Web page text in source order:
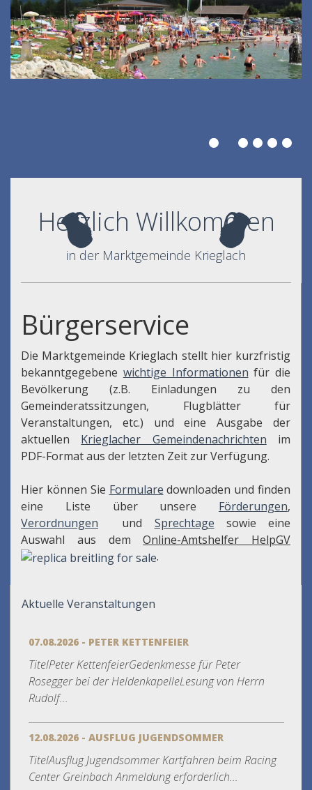
Herzlich Willkommen
in der Marktgemeinde Krieglach
Bürgerservice
Die Marktgemeinde Krieglach stellt hier kurzfristig
bekanntgegebene wichtige Informationen für die
Bevölkerung (z.B. Einladungen zu den
Gemeinderatssitzungen, Flugblätter für
Veranstaltungen, etc.) und eine Ausgabe der
aktuellen Krieglacher Gemeindenachrichten im
PDF-Format aus der letzten Zeit zur Verfügung.
Hier können Sie Formulare downloaden und finden
eine Liste über unsere Förderungen,
Verordnungen und Sprechtage
sowie eine
Auswahl aus demOnline-Amtshelfer HelpGV
.
Aktuelle Veranstaltungen
07.08.2026 - PETER KETTENFEIER
TitelPeter KettenfeierGedenkmesse für Peter
Rosegger bei der HeldenkapelleLesung von Herrn
Rudolf...
12.08.2026 - AUSFLUG JUGENDSOMMER
TitelAusflug Jugendsommer Kartfahren beim Racing
Center Greinbach Anmeldung erforderlich...